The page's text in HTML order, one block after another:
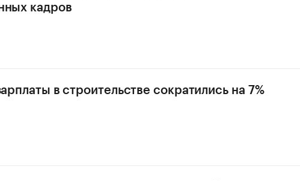
кадров
в строительстве сократились на 7%